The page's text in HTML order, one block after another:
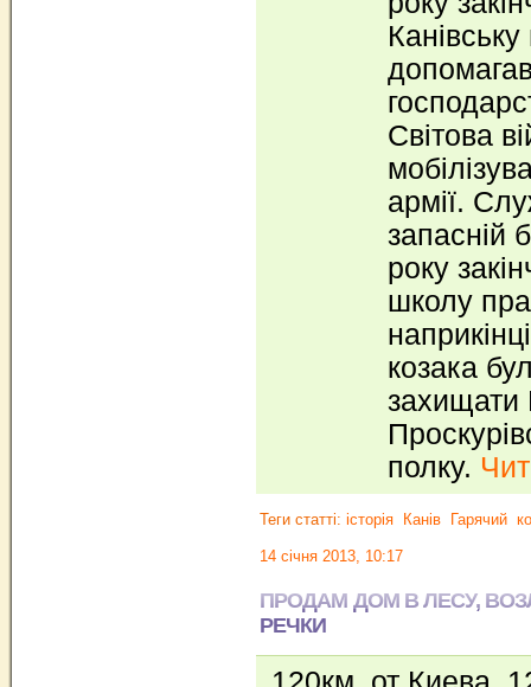
Світова
армії.
запасній
року
школу
козака
захищати
полку.
Теги статті: історія Канів Гарячий
14 січня 2013, 10:17
ПРОДАМ ДОМ В ЛЕСУ,
РЕЧКИ